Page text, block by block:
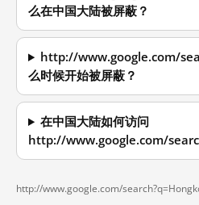
么在中国大陆被屏蔽？
http://www.google.com/
么时候开始被屏蔽？
在中国大陆如何访问
http://www.google.com/
http://www.google.com/